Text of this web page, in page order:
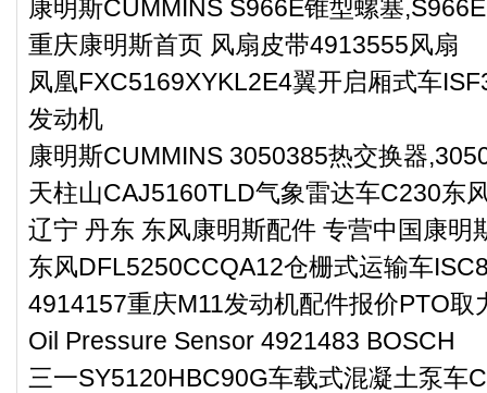
康明斯CUMMINS S966E锥型螺塞,S966E
重庆康明斯首页 风扇皮带4913555风扇
凤凰FXC5169XYKL2E4翼开启厢式车
发动机
康明斯CUMMINS 3050385热交换器
天柱山CAJ5160TLD气象雷达车C230东
辽宁 丹东 东风康明斯配件 专营中国康明
东风DFL5250CCQA12仓栅式运输车
4914157重庆M11发动机配件报价PTO取
Oil Pressure Sensor 4921483 BOSCH
三一SY5120HBC90G车载式混凝土泵车